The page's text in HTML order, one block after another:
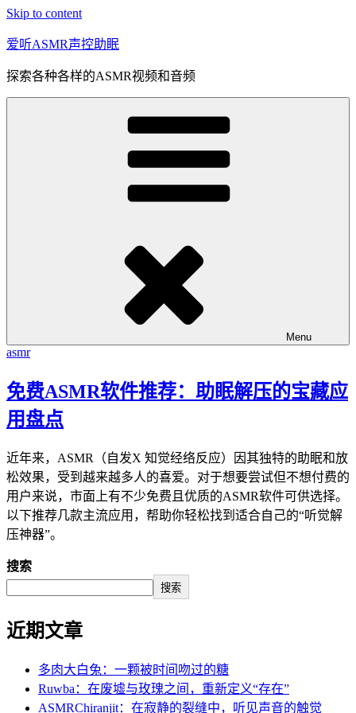
Skip to content
爱听ASMR声控助眠
探索各种各样的ASMR视频和音频
Menu
asmr
免费ASMR软件推荐：助眠解压的宝藏应
用盘点
近年来，ASMR（自发X 知觉经络反应）因其独特的助眠和放
松效果，受到越来越多人的喜爱。对于想要尝试但不想付费的
用户来说，市面上有不少免费且优质的ASMR软件可供选择。
以下推荐几款主流应用，帮助你轻松找到适合自己的“听觉解
压神器”。
搜索
搜索
近期文章
多肉大白兔：一颗被时间吻过的糖
Ruwba：在废墟与玫瑰之间，重新定义“存在”
ASMRChiranjit：在寂静的裂缝中，听见声音的触觉